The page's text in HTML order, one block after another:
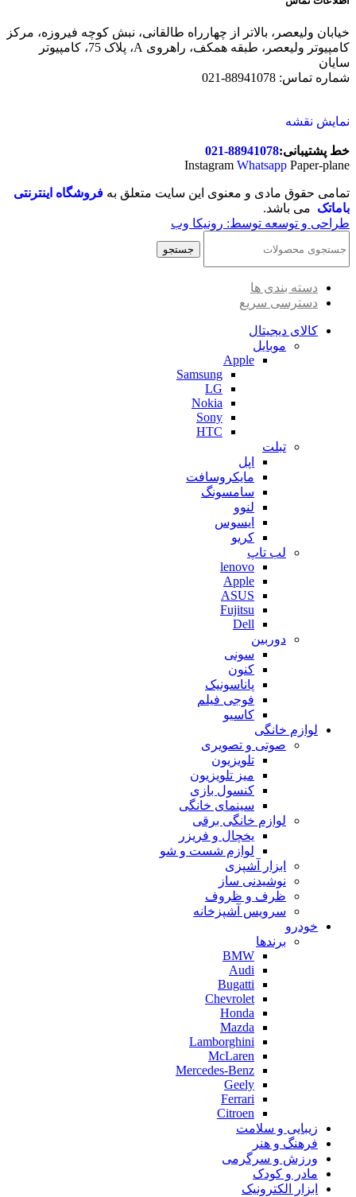
خیابان ولیعصر، بالاتر از چهارراه طالقانی، نبش کوچه فیروزه، مرکز
کامپیوتر ولیعصر، طبقه همکف، راهروی A، پلاک 75، کامپیوتر
سایان
شماره تماس: 88941078-021
نمایش نقشه
خط پشتیبانی:88941078-021
Instagram Whatsapp Paper-plane
تمامی حقوق مادی و معنوی این سایت متعلق به فروشگاه اینترنتی
باماتک می باشد.
طراحی و توسعه توسط: رونیکا وب
جستجو
دسته بندی ها
دسترسی سریع
کالای دیجیتال
موبایل
Apple
Samsung
LG
Nokia
Sony
HTC
تبلت
اپل
مایکروسافت
سامسونگ
لنوو
ایسوس
کریو
لب تاپ
lenovo
Apple
ASUS
Fujitsu
Dell
دوربین
سونی
کنون
پاناسونیک
فوجی فیلم
کاسیو
لوازم خانگی
صوتی و تصویری
تلویزیون
میز تلویزیون
کنسول بازی
سینمای خانگی
لوازم خانگی برقی
یخچال و فریزر
لوازم شست و شو
ابزار آشپزی
نوشیدنی ساز
ظرف و ظروف
سرویس آشپزخانه
خودرو
برندها
BMW
Audi
Bugatti
Chevrolet
Honda
Mazda
Lamborghini
McLaren
Mercedes-Benz
Geely
Ferrari
Citroen
زیبایی و سلامت
فرهنگ و هنر
ورزش و سرگرمی
مادر و کودک
ابزار الکترونیک